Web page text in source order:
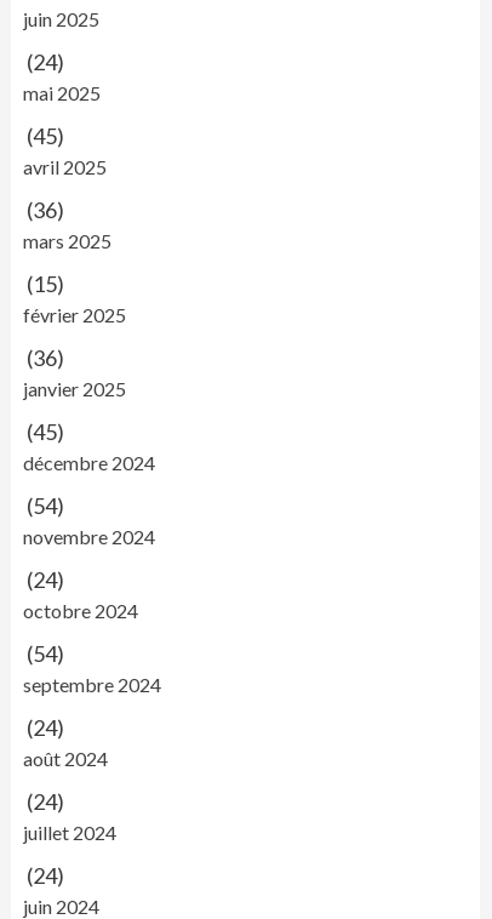
juin 2025
(24)
mai 2025
(45)
avril 2025
(36)
mars 2025
(15)
février 2025
(36)
janvier 2025
(45)
décembre 2024
(54)
novembre 2024
(24)
octobre 2024
(54)
septembre 2024
(24)
août 2024
(24)
juillet 2024
(24)
juin 2024